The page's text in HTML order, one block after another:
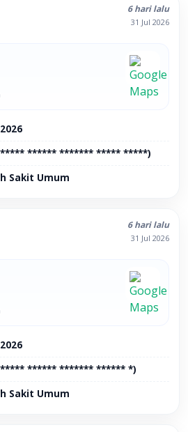
6 hari lalu
31 Jul 2026
***** ****** ******* ***** *****)
Sakit Umum
6 hari lalu
31 Jul 2026
***** ****** ******* ****** *)
Sakit Umum